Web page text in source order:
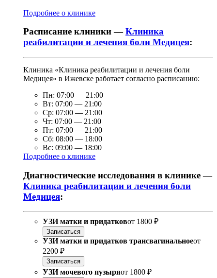
Подробнее о клинике
Расписание клиники —Клиника
реабилитации и лечения боли Медицея:
Клиника «Клиника реабилитации и лечения боли
Медицея» в Ижевске работает согласно расписанию:
Пн: 07:00 — 21:00
Вт: 07:00 — 21:00
Ср: 07:00 — 21:00
Чт: 07:00 — 21:00
Пт: 07:00 — 21:00
Сб: 08:00 — 18:00
Вс: 09:00 — 18:00
Подробнее о клинике
Диагностические исследования в клинике —
Клиника реабилитации и лечения боли
Медицея:
УЗИ матки и придатковот 1800 ₽
Записаться
УЗИ матки и придатков трансвагинальноеот
2200 ₽
Записаться
УЗИ мочевого пузыряот 1800 ₽